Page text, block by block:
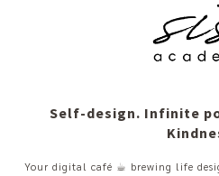
Self-design. Infinite
Your digital café ☕︎ brewing life